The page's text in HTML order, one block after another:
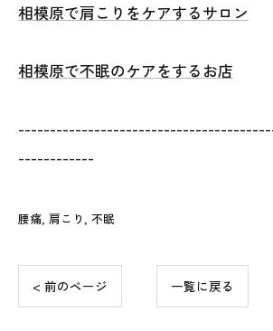
相模原で肩こりをケアするサロン
相模原で不眠のケアをするお店
------------
腰痛 肩こり 不眠
< 前のページ 一覧に戻る